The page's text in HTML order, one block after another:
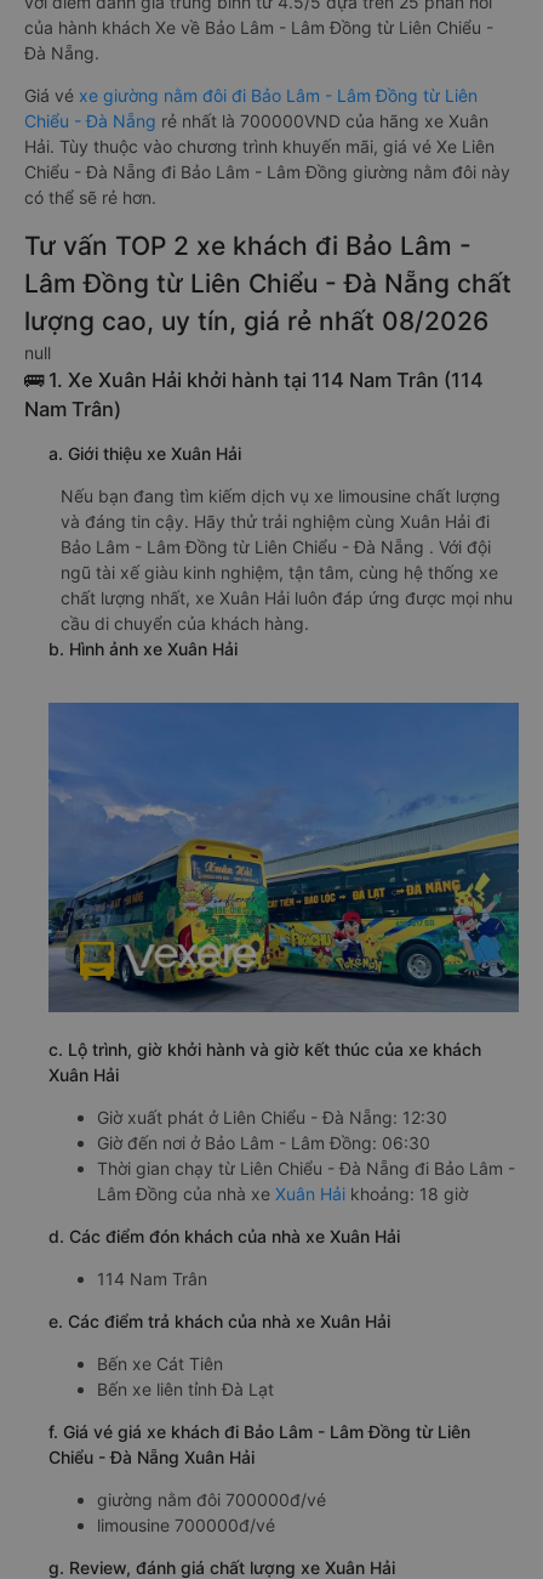
của hành khách Xe về Bảo Lâm - Lâm Đồng từ Liên Chiểu -
Đà Nẵng.
Giá vé xe giường nằm đôi đi Bảo Lâm - Lâm Đồng từ Liên
Chiểu - Đà Nẵng rẻ nhất là 700000VND của hãng xe Xuân
Hải. Tùy thuộc vào chương trình khuyến mãi, giá vé Xe Liên
Chiểu - Đà Nẵng đi Bảo Lâm - Lâm Đồng giường nằm đôi này
có thể sẽ rẻ hơn.
Tư vấn TOP 2 xe khách đi Bảo Lâm -
Lâm Đồng từ Liên Chiểu - Đà Nẵng chất
lượng cao, uy tín, giá rẻ nhất 08/2026
null
🚌 1. Xe Xuân Hải khởi hành tại 114 Nam Trân (114
Nam Trân)
a. Giới thiệu xe Xuân Hải
Nếu bạn đang tìm kiếm dịch vụ xe limousine chất lượng
và đáng tin cậy. Hãy thử trải nghiệm cùng Xuân Hải đi
Bảo Lâm - Lâm Đồng từ Liên Chiểu - Đà Nẵng . Với đội
ngũ tài xế giàu kinh nghiệm, tận tâm, cùng hệ thống xe
chất lượng nhất, xe Xuân Hải luôn đáp ứng được mọi nhu
cầu di chuyển của khách hàng.
b. Hình ảnh xe Xuân Hải
c. Lộ trình, giờ khởi hành và giờ kết thúc của xe khách
Xuân Hải
Giờ xuất phát ở Liên Chiểu - Đà Nẵng: 12:30
Giờ đến nơi ở Bảo Lâm - Lâm Đồng: 06:30
Thời gian chạy từ Liên Chiểu - Đà Nẵng đi Bảo Lâm -
Lâm Đồng của nhà xe Xuân Hải khoảng: 18 giờ
d. Các điểm đón khách của nhà xe Xuân Hải
114 Nam Trân
e. Các điểm trả khách của nhà xe Xuân Hải
Bến xe Cát Tiên
Bến xe liên tỉnh Đà Lạt
f. Giá vé giá xe khách đi Bảo Lâm - Lâm Đồng từ Liên
Chiểu - Đà Nẵng Xuân Hải
giường nằm đôi 700000đ/vé
limousine 700000đ/vé
g. Review, đánh giá chất lượng xe Xuân Hải